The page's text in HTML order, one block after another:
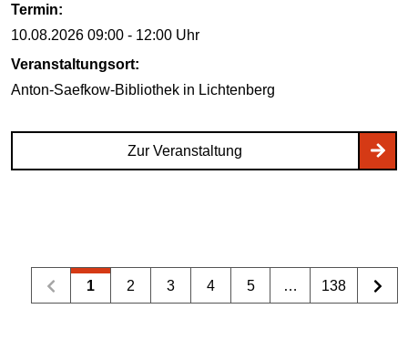
Termin:
10.08.2026 09:00 - 12:00 Uhr
Veranstaltungsort:
Anton-Saefkow-Bibliothek in Lichtenberg
Zur Veranstaltung
1 2 3 4 5 … 138